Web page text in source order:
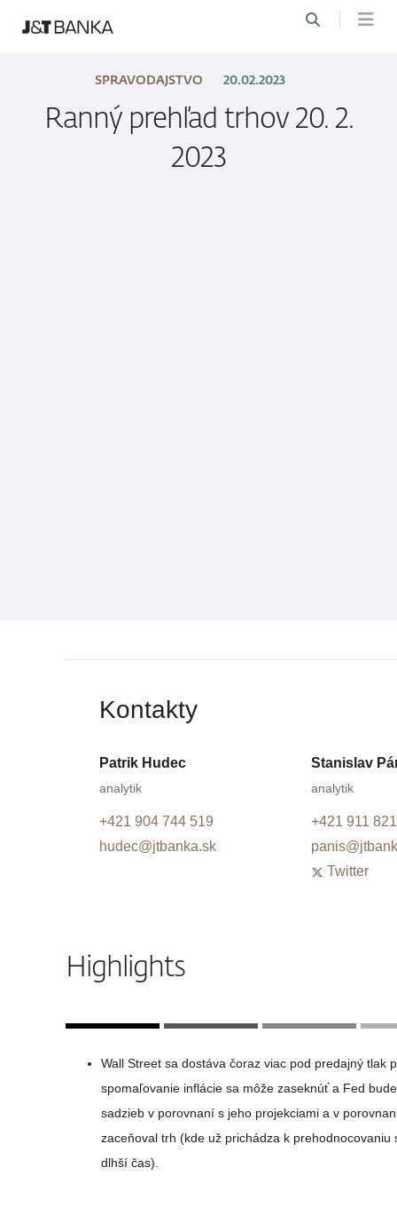
SPRAVODAJSTVO 20.02.2023
Ranný prehľad trhov 20. 2.
2023
Kontakty
Patrik Hudec
analytik
+421 904 744 519
hudec@jtbanka.sk
Stanislav
analytik
+421 911
Twitter
Highlights
Wall Street sa dostáva čoraz viac pod predajný tlak
spomaľovanie inflácie sa môže zaseknúť a Fed
sadzieb v porovnaní s jeho projekciami a v
zaceňoval trh (kde už prichádza k prehodnocovaniu
dlhší čas).